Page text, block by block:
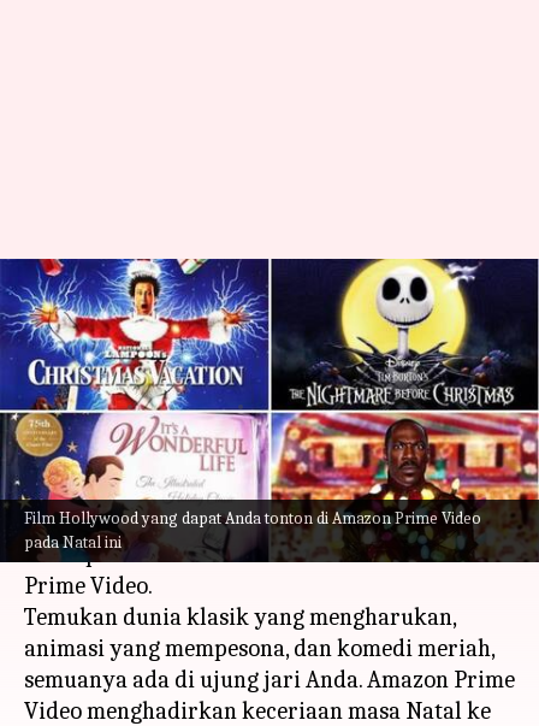
Film Hollywood yang dapat Anda tonton di Amazon Prime Video
pada Natal ini
Film Natal terbaik untuk
ditonton di Amazon Prime
Video
menulis Bob Dec 13, 2023 12:19 pm
Apa ceritanya
Selami keajaiban musim ini dengan pilihan film
Natal pilihan kami untuk ditonton di Amazon
Prime Video.
Temukan dunia klasik yang mengharukan,
animasi yang mempesona, dan komedi meriah,
semuanya ada di ujung jari Anda. Amazon Prime
Video menghadirkan keceriaan masa Natal ke